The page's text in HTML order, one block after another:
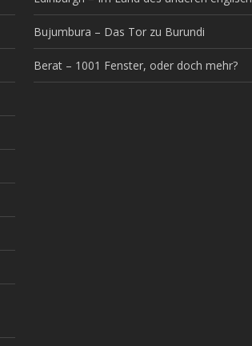
Bujumbura – Das Tor zu Burundi
Berat – 1001 Fenster, oder doch mehr?